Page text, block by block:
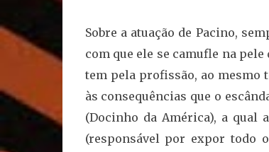
Sobre a atuação de Pacino,
com que ele se camufle na
tem pela profissão, ao mesmo
às consequências que o
(Docinho da América), a qual
(responsável por expor todo